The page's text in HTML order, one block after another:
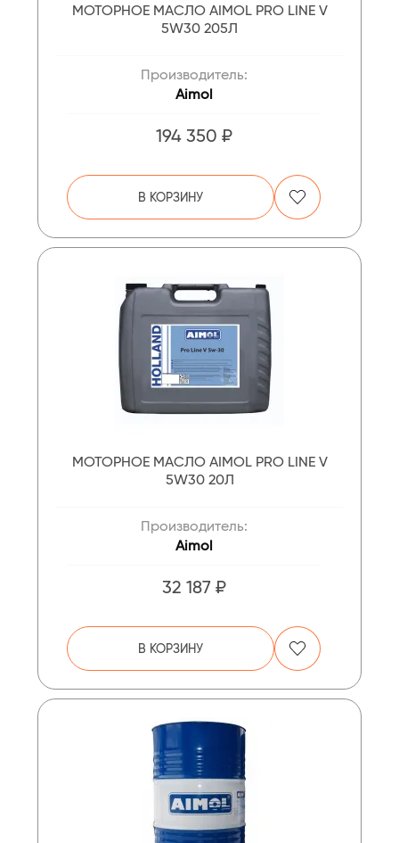
МОТОРНОЕ МАСЛО AIMOL PRO LINE V
5W30 205Л
Производитель:
Aimol
194 350 ₽
В КОРЗИНУ
МОТОРНОЕ МАСЛО AIMOL PRO LINE V
5W30 20Л
Производитель:
Aimol
32 187 ₽
В КОРЗИНУ